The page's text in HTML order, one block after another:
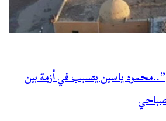
ياسين يتسبب في أزمة بين